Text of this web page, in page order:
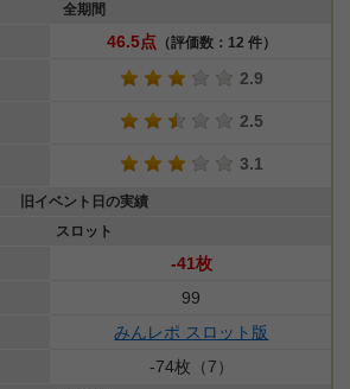
全期間
46.5点 （評価数：12 件）
2.9
2.5
3.1
旧イベント日の実績
スロット
-41枚
99
みんレポ スロット版
-74枚（7）